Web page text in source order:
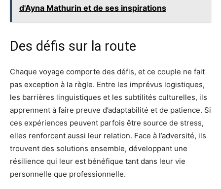
d'Ayna Mathurin et de ses inspirations
Des défis sur la route
Chaque voyage comporte des défis, et ce couple ne fait
pas exception à la règle. Entre les imprévus logistiques,
les barrières linguistiques et les subtilités culturelles, ils
apprennent à faire preuve d’adaptabilité et de patience. Si
ces expériences peuvent parfois être source de stress,
elles renforcent aussi leur relation. Face à l’adversité, ils
trouvent des solutions ensemble, développant une
résilience qui leur est bénéfique tant dans leur vie
personnelle que professionnelle.